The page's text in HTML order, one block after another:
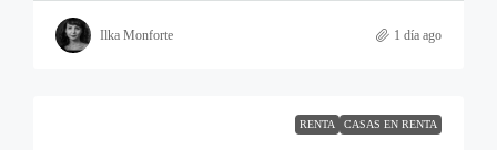
Ilka Monforte 1 día ago
RENTA CASAS EN RENTA